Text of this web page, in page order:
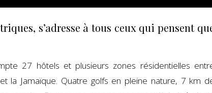
s’adresse à tous ceux qui pensent
27 hôtels et plusieurs zones résidentielles
la Jamaïque. Quatre golfs en pleine nature, 7 km